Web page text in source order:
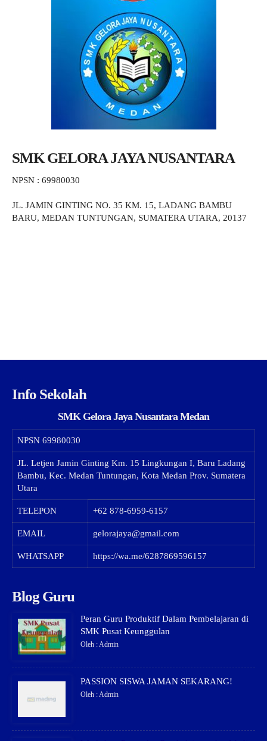
SMK GELORA JAYA NUSANTARA
NPSN : 69980030
JL. JAMIN GINTING NO. 35 KM. 15, LADANG BAMBU
BARU, MEDAN TUNTUNGAN, SUMATERA UTARA, 20137
Info Sekolah
SMK Gelora Jaya Nusantara Medan
NPSN 69980030
JL. Letjen Jamin Ginting Km. 15 Lingkungan I, Baru Ladang
Bambu, Kec. Medan Tuntungan, Kota Medan Prov. Sumatera
Utara
TELEPON +62 878-6959-6157
EMAIL gelorajaya@gmail.com
WHATSAPP https://wa.me/6287869596157
Blog Guru
Peran Guru Produktif Dalam Pembelajaran di
SMK Pusat Keunggulan
Oleh : Admin
PASSION SISWA JAMAN SEKARANG!
Oleh : Admin